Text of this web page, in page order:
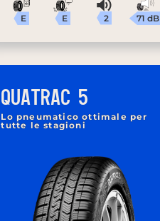
E E 2 71 dB
QUATRAC 5
Lo pneumatico ottimale per
tutte le stagioni